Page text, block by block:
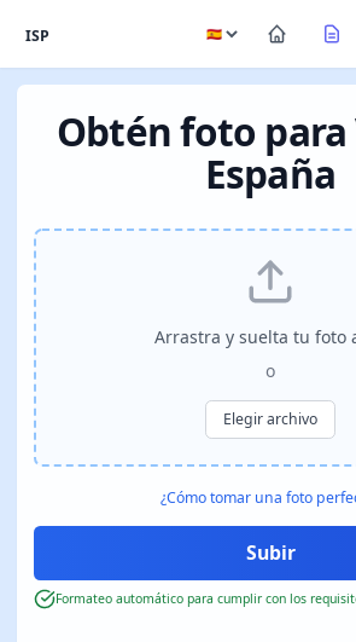
ISP
Obtén foto para
España
Arrastra y suelta tu foto
o
Elegir archivo
¿Cómo tomar una foto
Formateo automático para cumplir con los